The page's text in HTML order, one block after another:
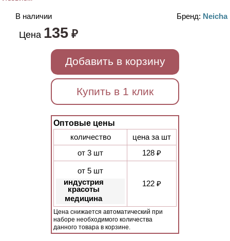
В наличии Бренд: Neicha
Цена 135₽
Добавить в корзину
Купить в 1 клик
Оптовые цены
количество
цена за шт
от 3 шт
128 ₽
от 5 шт
индустрия
красоты
медицина
122 ₽
Цена снижается автоматический при
наборе необходимого количества
данного товара в корзине.